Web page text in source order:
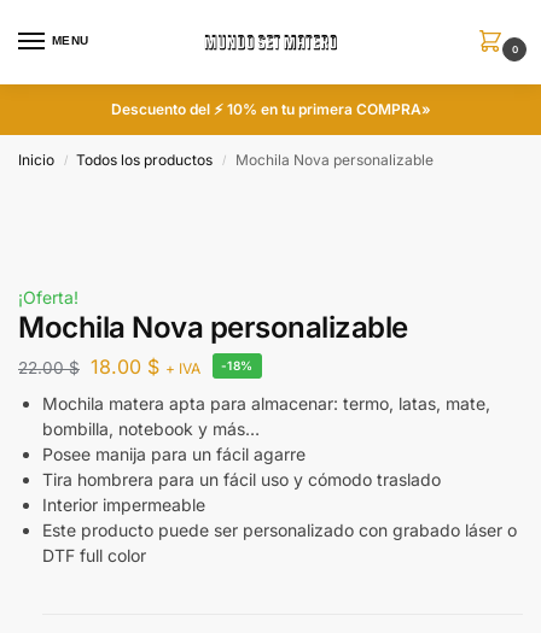
MENU
0
Descuento del ⚡ 10% en tu primera COMPRA»
Inicio / Todos los productos / Mochila Nova personalizable
¡Oferta!
Mochila Nova personalizable
22.00$ 18.00 $ + IVA -18%
Mochila matera apta para almacenar: termo, latas, mate,
bombilla, notebook y más…
Posee manija para un fácil agarre
Tira hombrera para un fácil uso y cómodo traslado
Interior impermeable
Este producto puede ser personalizado con grabado láser o
DTF full color